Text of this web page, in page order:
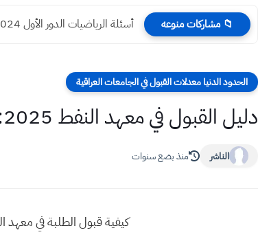
📁 مشاركات منوعه أسئلة الرياضيات الدور الأول 2024 صف الثالث المتوسط
الحدود الدنيا معدلات القبول في الجامعات العراقية
دليل القبول في معهد النفط 2025: معدلات القبول لجميع الفئات في عموم العراق
الناشر منذ بضع سنوات
كيفية قبول الطلبة في معهد